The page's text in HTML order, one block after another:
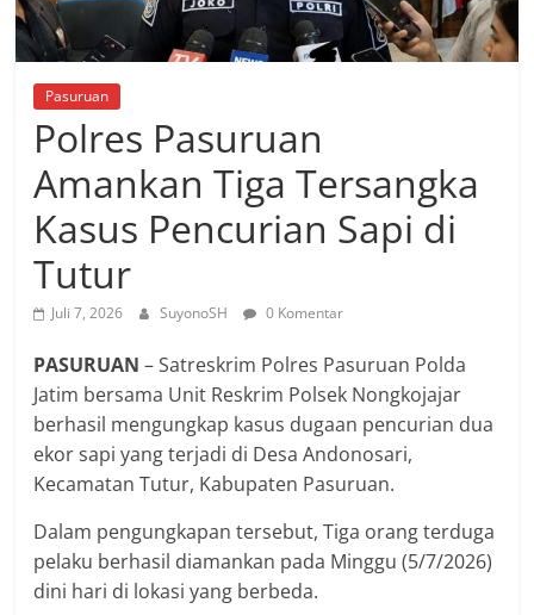
Pasuruan
Polres Pasuruan
Amankan Tiga Tersangka
Kasus Pencurian Sapi di
Tutur
Juli 7, 2026 SuyonoSH 0 Komentar
PASURUAN – Satreskrim Polres Pasuruan Polda
Jatim bersama Unit Reskrim Polsek Nongkojajar
berhasil mengungkap kasus dugaan pencurian dua
ekor sapi yang terjadi di Desa Andonosari,
Kecamatan Tutur, Kabupaten Pasuruan.
Dalam pengungkapan tersebut, Tiga orang terduga
pelaku berhasil diamankan pada Minggu (5/7/2026)
dini hari di lokasi yang berbeda.